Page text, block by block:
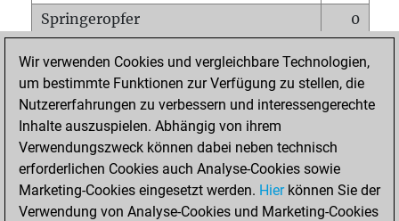
Springeropfer
0
Matt auf vollem Brett
0
Bauer setzt Matt
0
Erstickte Matts
Unterverwandlungen
Türme auf der siebten
0
Wir verwenden Cookies und vergleichbare Technologien,
um bestimmte Funktionen zur Verfügung zu stellen, die
Nutzererfahrungen zu verbessern und interessengerechte
Inhalte auszuspielen. Abhängig von ihrem
Verwendungszweck können dabei neben technisch
erforderlichen Cookies auch Analyse-Cookies sowie
Marketing-Cookies eingesetzt werden. Hierkönnen Sie der
Verwendung von Analyse-Cookies und Marketing-Cookies